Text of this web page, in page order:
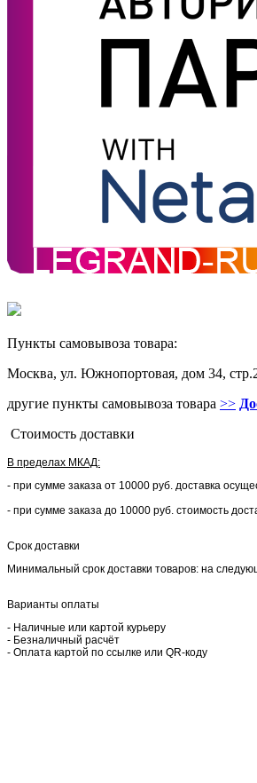
Пункты самовывоза товара:
Москва, ул. Южнопортовая, дом 34,
другие пункты самовывоза товара >>
Стоимость доставки
В пределах МКАД:
- при сумме заказа от 10000 руб. доставка
- при сумме заказа до 10000 руб. стоимость
Срок доставки
Минимальный срок доставки товаров: на
Варианты оплаты
- Наличные или картой курьеру
- Безналичный расчёт
- Оплата картой по ссылке или QR-коду